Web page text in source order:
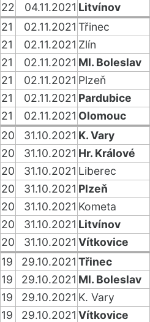
22
04.11.2021 Litvínov
21
02.11.2021 Třinec
21
02.11.2021 Zlín
21
02.11.2021 Ml. Boleslav
21
02.11.2021 Plzeň
21
02.11.2021 Pardubice
21
02.11.2021 Olomouc
20
31.10.2021 K. Vary
20
31.10.2021 Hr. Králové
20
31.10.2021 Liberec
20
31.10.2021 Plzeň
20
31.10.2021 Kometa
20
31.10.2021 Litvínov
20
31.10.2021 Vítkovice
19
29.10.2021 Třinec
19
29.10.2021 Ml. Boleslav
19
29.10.2021 K. Vary
19
29.10.2021 Vítkovice